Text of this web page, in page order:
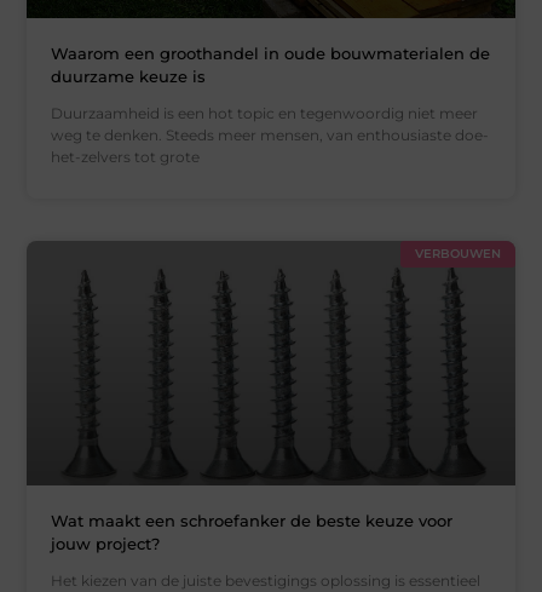
Waarom een groothandel in oude bouwmaterialen de
duurzame keuze is
Duurzaamheid is een hot topic en tegenwoordig niet meer
weg te denken. Steeds meer mensen, van enthousiaste doe-
het-zelvers tot grote
VERBOUWEN
Wat maakt een schroefanker de beste keuze voor
jouw project?
Het kiezen van de juiste bevestigings oplossing is essentieel